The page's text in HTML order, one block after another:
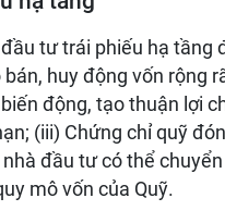
tư trái phiếu hạ
huy động vốn rộng
động, tạo thuận lợi
(iii) Chứng chỉ quỹ
đầu tư có thể
mô vốn của Quỹ.